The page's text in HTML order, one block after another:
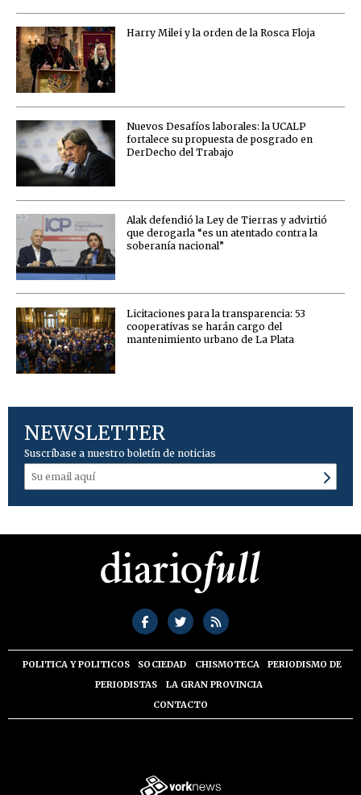
Harry Milei y la orden de la Rosca Floja
Nuevos Desafíos laborales: la UCALP
fortalece su propuesta de posgrado en
DerDecho del Trabajo
Alak defendió la Ley de Tierras y advirtió
que derogarla “es un atentado contra la
soberanía nacional”
Licitaciones para la transparencia: 53
cooperativas se harán cargo del
mantenimiento urbano de La Plata
NEWSLETTER
Suscríbase a nuestro boletín de noticias
POLITICA Y POLITICOS SOCIEDAD CHISMOTECA
PERIODISMO DE
PERIODISTAS
LA GRAN PROVINCIA
CONTACTO